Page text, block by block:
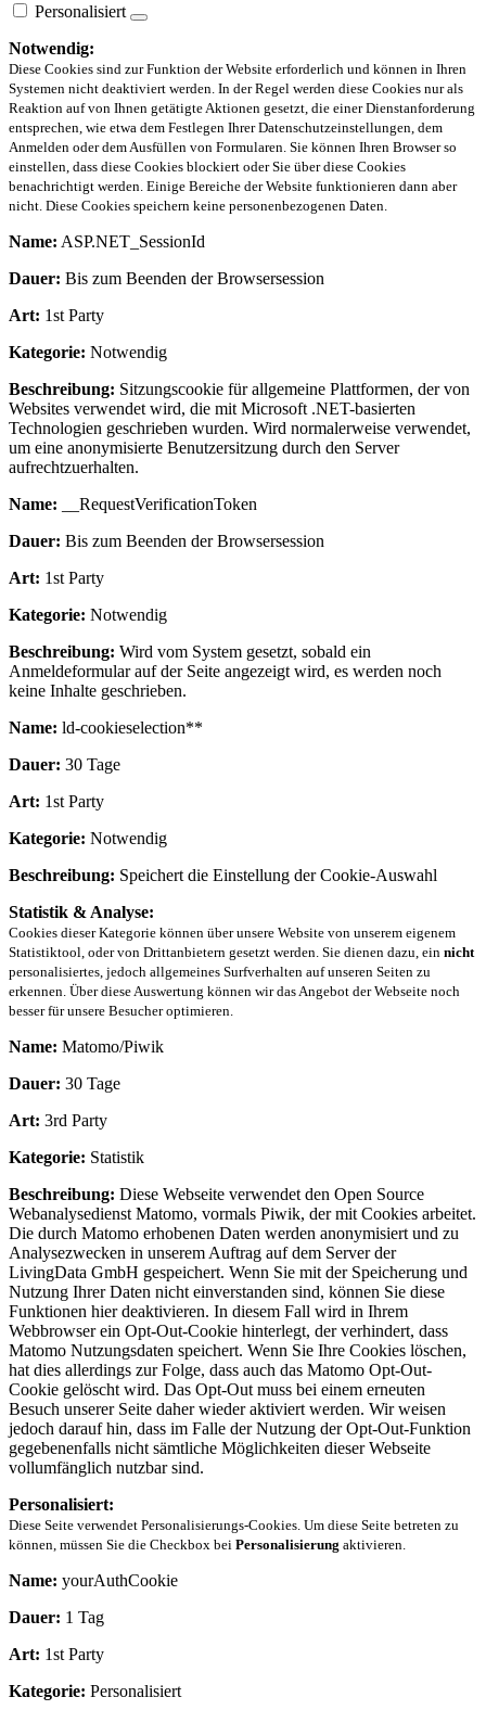
Personalisiert
Notwendig:
Diese Cookies sind zur Funktion der Website erforderlich und können in Ihren
Systemen nicht deaktiviert werden. In der Regel werden diese Cookies nur als
Reaktion auf von Ihnen getätigte Aktionen gesetzt, die einer Dienstanforderung
entsprechen, wie etwa dem Festlegen Ihrer Datenschutzeinstellungen, dem
Anmelden oder dem Ausfüllen von Formularen. Sie können Ihren Browser so
einstellen, dass diese Cookies blockiert oder Sie über diese Cookies
benachrichtigt werden. Einige Bereiche der Website funktionieren dann aber
nicht. Diese Cookies speichern keine personenbezogenen Daten.
Name: ASP.NET_SessionId
Dauer: Bis zum Beenden der Browsersession
Art: 1st Party
Kategorie: Notwendig
Beschreibung: Sitzungscookie für allgemeine Plattformen, der von
Websites verwendet wird, die mit Microsoft .NET-basierten
Technologien geschrieben wurden. Wird normalerweise verwendet,
um eine anonymisierte Benutzersitzung durch den Server
aufrechtzuerhalten.
Name: __RequestVerificationToken
Dauer: Bis zum Beenden der Browsersession
Art: 1st Party
Kategorie: Notwendig
Beschreibung: Wird vom System gesetzt, sobald ein
Anmeldeformular auf der Seite angezeigt wird, es werden noch
keine Inhalte geschrieben.
Name: ld-cookieselection**
Dauer: 30 Tage
Art: 1st Party
Kategorie: Notwendig
Beschreibung: Speichert die Einstellung der Cookie-Auswahl
Statistik & Analyse:
Cookies dieser Kategorie können über unsere Website von unserem eigenem
Statistiktool, oder von Drittanbietern gesetzt werden. Sie dienen dazu, ein nicht
personalisiertes, jedoch allgemeines Surfverhalten auf unseren Seiten zu
erkennen. Über diese Auswertung können wir das Angebot der Webseite noch
besser für unsere Besucher optimieren.
Name: Matomo/Piwik
Dauer: 30 Tage
Art: 3rd Party
Kategorie: Statistik
Beschreibung: Diese Webseite verwendet den Open Source
Webanalysedienst Matomo, vormals Piwik, der mit Cookies arbeitet.
Die durch Matomo erhobenen Daten werden anonymisiert und zu
Analysezwecken in unserem Auftrag auf dem Server der
LivingData GmbH gespeichert. Wenn Sie mit der Speicherung und
Nutzung Ihrer Daten nicht einverstanden sind, können Sie diese
Funktionen hier deaktivieren. In diesem Fall wird in Ihrem
Webbrowser ein Opt-Out-Cookie hinterlegt, der verhindert, dass
Matomo Nutzungsdaten speichert. Wenn Sie Ihre Cookies löschen,
hat dies allerdings zur Folge, dass auch das Matomo Opt-Out-
Cookie gelöscht wird. Das Opt-Out muss bei einem erneuten
Besuch unserer Seite daher wieder aktiviert werden. Wir weisen
jedoch darauf hin, dass im Falle der Nutzung der Opt-Out-Funktion
gegebenenfalls nicht sämtliche Möglichkeiten dieser Webseite
vollumfänglich nutzbar sind.
Personalisiert:
Diese Seite verwendet Personalisierungs-Cookies. Um diese Seite betreten zu
können, müssen Sie die Checkbox bei Personalisierung aktivieren.
Name: yourAuthCookie
Dauer: 1 Tag
Art: 1st Party
Kategorie: Personalisiert